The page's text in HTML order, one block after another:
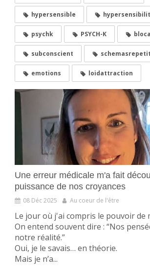
hypersensible
psychk PSYCH-K
subconscient
emotions loidattraction
Une erreur médicale m'a fait
puissance de nos croyances
08 Déc 2025 Au coeur de l'être
Le jour où j'ai compris le pouvoir de
On entend souvent dire : “Nos
notre réalité.”
Oui, je le savais… en théorie.
Mais je n’a...